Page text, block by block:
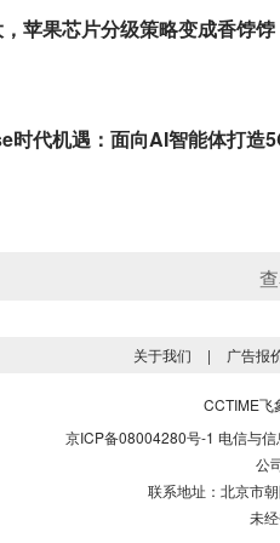
苹果芯片分级策略变成香饽饽
代机遇：面向AI智能体打造
关于我们 | 广告报
CCTIME飞
京ICP备08004280号-1 电信与
公
联系地址：北京市
未